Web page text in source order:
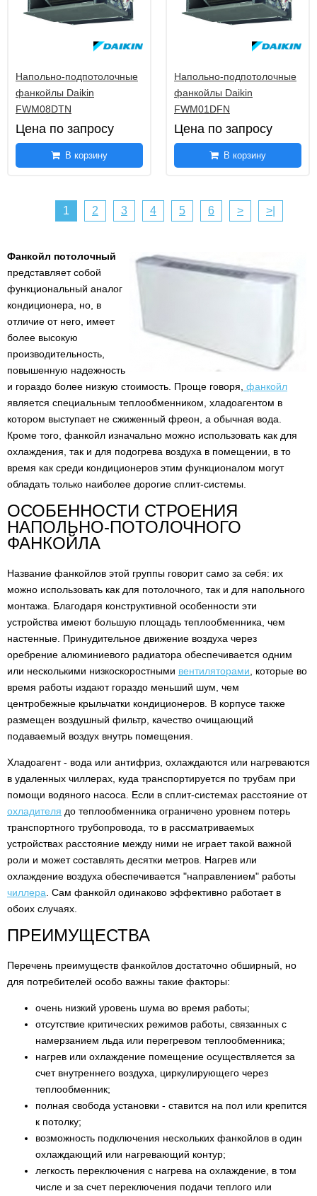
Напольно-подпотолочные
фанкойлы Daikin
FWM08DTN
Цена по запросу
В корзину
Напольно-подпотолочные
фанкойлы Daikin
FWM01DFN
Цена по запросу
В корзину
1 2 3 4 5 6 > >|
Фанкойл потолочный
представляет собой
функциональный аналог
кондиционера, но, в
отличие от него, имеет
более высокую
производительность,
повышенную надежность
и гораздо более низкую стоимость. Проще говоря, фанкойл
является специальным теплообменником, хладоагентом в
котором выступает не сжиженный фреон, а обычная вода.
Кроме того, фанкойл изначально можно использовать как для
охлаждения, так и для подогрева воздуха в помещении, в то
время как среди кондиционеров этим функционалом могут
обладать только наиболее дорогие сплит-системы.
ОСОБЕННОСТИ СТРОЕНИЯ
НАПОЛЬНО-ПОТОЛОЧНОГО
ФАНКОЙЛА
Название фанкойлов этой группы говорит само за себя: их
можно использовать как для потолочного, так и для напольного
монтажа. Благодаря конструктивной особенности эти
устройства имеют большую площадь теплообменника, чем
настенные. Принудительное движение воздуха через
оребрение алюминиевого радиатора обеспечивается одним
или несколькими низкоскоростными вентиляторами , которые во
время работы издают гораздо меньший шум, чем
центробежные крыльчатки кондиционеров. В корпусе также
размещен воздушный фильтр, качество очищающий
подаваемый воздух внутрь помещения.
Хладоагент - вода или антифриз, охлаждаются или нагреваются
в удаленных чиллерах, куда транспортируется по трубам при
помощи водяного насоса. Если в сплит-системах расстояние от
охладителя до теплообменника ограничено уровнем потерь
транспортного трубопровода, то в рассматриваемых
устройствах расстояние между ними не играет такой важной
роли и может составлять десятки метров. Нагрев или
охлаждение воздуха обеспечивается "направлением" работы
чиллера . Сам фанкойл одинаково эффективно работает в
обоих случаях.
ПРЕИМУЩЕСТВА
Перечень преимуществ фанкойлов достаточно обширный, но
для потребителей особо важны такие факторы:
очень низкий уровень шума во время работы;
отсутствие критических режимов работы, связанных с
намерзанием льда или перегревом теплообменника;
нагрев или охлаждение помещение осуществляется за
счет внутреннего воздуха, циркулирующего через
теплообменник;
полная свобода установки - ставится на пол или крепится
к потолку;
возможность подключения нескольких фанкойлов в один
охлаждающий или нагревающий контур;
легкость переключения с нагрева на охлаждение, в том
числе и за счет переключения подачи теплого или